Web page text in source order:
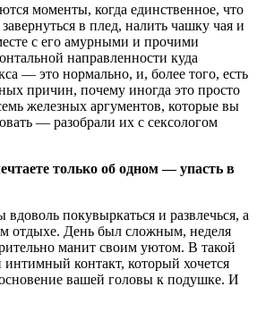
моменты, когда единственное, что
в плед, налить чашку чая и
с его амурными и прочими
направленности куда
— это нормально, и, более того, есть
причин, почему иногда это просто
железных аргументов, которые вы
— разобрали их с сексологом
только об одном — упасть в
вдоволь покувыркаться и развлечься, а
отдыхе. День был сложным, неделя
манит своим уютом. В такой
контакт, который хочется
вашей головы к подушке. И